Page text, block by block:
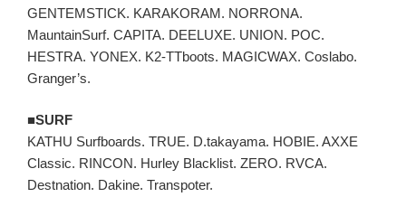
GENTEMSTICK. KARAKORAM. NORRONA.
MauntainSurf. CAPITA. DEELUXE. UNION. POC.
HESTRA. YONEX. K2-TTboots. MAGICWAX. Coslabo.
Granger’s.
■SURF
KATHU Surfboards. TRUE. D.takayama. HOBIE. AXXE
Classic. RINCON. Hurley Blacklist. ZERO. RVCA.
Destnation. Dakine. Transpoter.